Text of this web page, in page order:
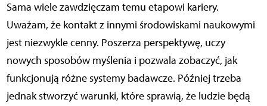
Sama wiele zawdzięczam temu etapowi kariery.
Uważam, że kontakt z innymi środowiskami naukowymi
jest niezwykle cenny. Poszerza perspektywę, uczy
nowych sposobów myślenia i pozwala zobaczyć, jak
funkcjonują różne systemy badawcze. Później trzeba
jednak stworzyć warunki, które sprawią, że ludzie będą